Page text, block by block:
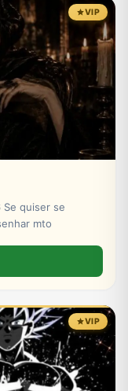
VIP
e resenhar mto
VIP